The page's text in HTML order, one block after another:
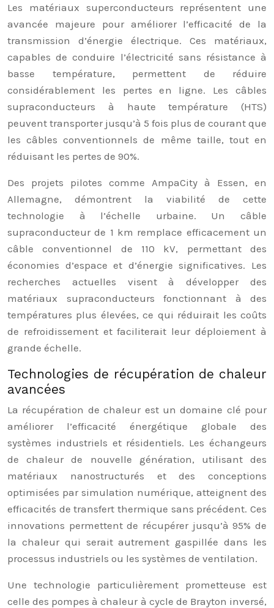
Les matériaux superconducteurs représentent une
avancée majeure pour améliorer l’efficacité de la
transmission d’énergie électrique. Ces matériaux,
capables de conduire l’électricité sans résistance à
basse température, permettent de réduire
considérablement les pertes en ligne. Les câbles
supraconducteurs à haute température (HTS)
peuvent transporter jusqu’à 5 fois plus de courant que
les câbles conventionnels de même taille, tout en
réduisant les pertes de 90%.
Des projets pilotes comme AmpaCity à Essen, en
Allemagne, démontrent la viabilité de cette
technologie à l’échelle urbaine. Un câble
supraconducteur de 1 km remplace efficacement un
câble conventionnel de 110 kV, permettant des
économies d’espace et d’énergie significatives. Les
recherches actuelles visent à développer des
matériaux supraconducteurs fonctionnant à des
températures plus élevées, ce qui réduirait les coûts
de refroidissement et faciliterait leur déploiement à
grande échelle.
Technologies de récupération de chaleur
avancées
La récupération de chaleur est un domaine clé pour
améliorer l’efficacité énergétique globale des
systèmes industriels et résidentiels. Les échangeurs
de chaleur de nouvelle génération, utilisant des
matériaux nanostructurés et des conceptions
optimisées par simulation numérique, atteignent des
efficacités de transfert thermique sans précédent. Ces
innovations permettent de récupérer jusqu’à 95% de
la chaleur qui serait autrement gaspillée dans les
processus industriels ou les systèmes de ventilation.
Une technologie particulièrement prometteuse est
celle des pompes à chaleur à cycle de Brayton inversé,